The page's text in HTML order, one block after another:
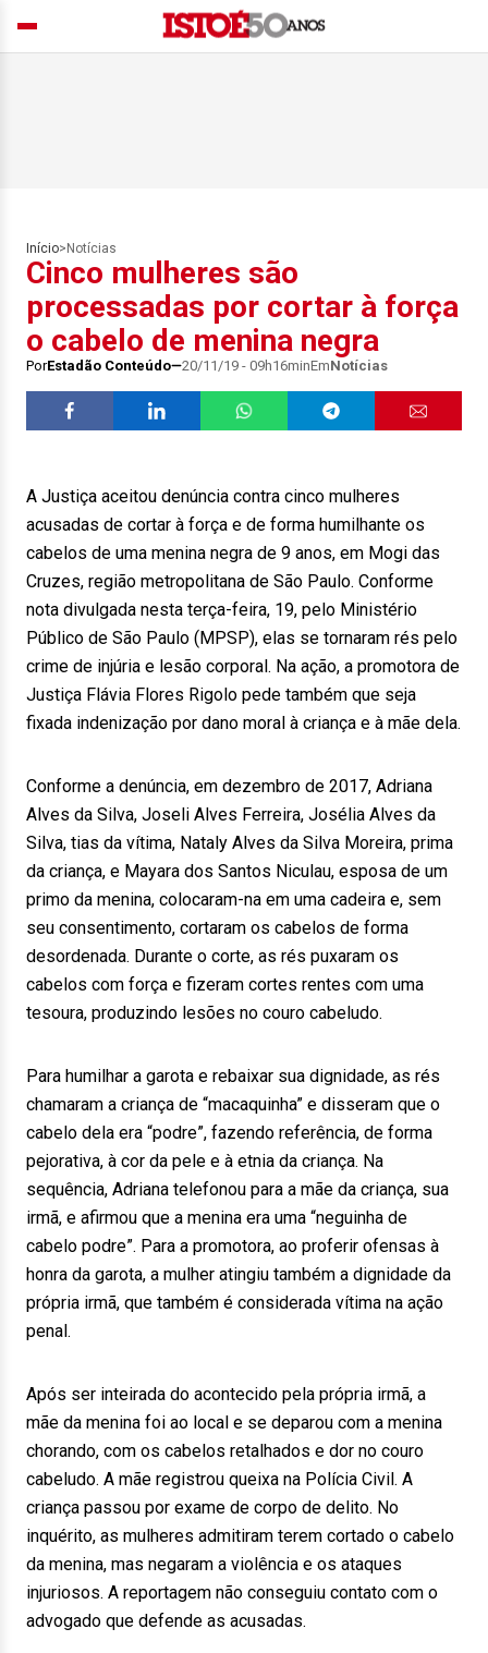
Início> Notícias
Cinco mulheres são
processadas por cortar à força
o cabelo de menina negra
PorEstadão Conteúdo 20/11/19 - 09h16minEmNotícias
A Justiça aceitou denúncia contra cinco mulheres
acusadas de cortar à força e de forma humilhante os
cabelos de uma menina negra de 9 anos, em Mogi das
Cruzes, região metropolitana de São Paulo. Conforme
nota divulgada nesta terça-feira, 19, pelo Ministério
Público de São Paulo (MPSP), elas se tornaram rés pelo
crime de injúria e lesão corporal. Na ação, a promotora de
Justiça Flávia Flores Rigolo pede também que seja
fixada indenização por dano moral à criança e à mãe dela.
Conforme a denúncia, em dezembro de 2017, Adriana
Alves da Silva, Joseli Alves Ferreira, Josélia Alves da
Silva, tias da vítima, Nataly Alves da Silva Moreira, prima
da criança, e Mayara dos Santos Niculau, esposa de um
primo da menina, colocaram-na em uma cadeira e, sem
seu consentimento, cortaram os cabelos de forma
desordenada. Durante o corte, as rés puxaram os
cabelos com força e fizeram cortes rentes com uma
tesoura, produzindo lesões no couro cabeludo.
Para humilhar a garota e rebaixar sua dignidade, as rés
chamaram a criança de “macaquinha” e disseram que o
cabelo dela era “podre”, fazendo referência, de forma
pejorativa, à cor da pele e à etnia da criança. Na
sequência, Adriana telefonou para a mãe da criança, sua
irmã, e afirmou que a menina era uma “neguinha de
cabelo podre”. Para a promotora, ao proferir ofensas à
honra da garota, a mulher atingiu também a dignidade da
própria irmã, que também é considerada vítima na ação
penal.
Após ser inteirada do acontecido pela própria irmã, a
mãe da menina foi ao local e se deparou com a menina
chorando, com os cabelos retalhados e dor no couro
cabeludo. A mãe registrou queixa na Polícia Civil. A
criança passou por exame de corpo de delito. No
inquérito, as mulheres admitiram terem cortado o cabelo
da menina, mas negaram a violência e os ataques
injuriosos. A reportagem não conseguiu contato com o
advogado que defende as acusadas.